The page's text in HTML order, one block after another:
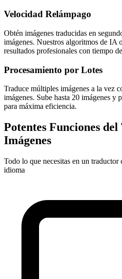
Velocidad Relámpago
Obtén imágenes traducidas en
imágenes. Nuestros algoritmos de IA
resultados profesionales con tiempo
Procesamiento por Lotes
Traduce múltiples imágenes a la vez
imágenes. Sube hasta 20 imágenes y
para máxima eficiencia.
Potentes Funciones
Imágenes
Todo lo que necesitas en un traductor
idioma